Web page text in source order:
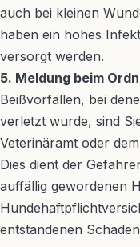
auch bei kleinen
haben ein hohes
versorgt werden.
5. Meldung beim
Beißvorfällen, bei
verletzt wurde, sind
Veterinäramt oder
Dies dient der
auffällig gewordenen
entstandenen